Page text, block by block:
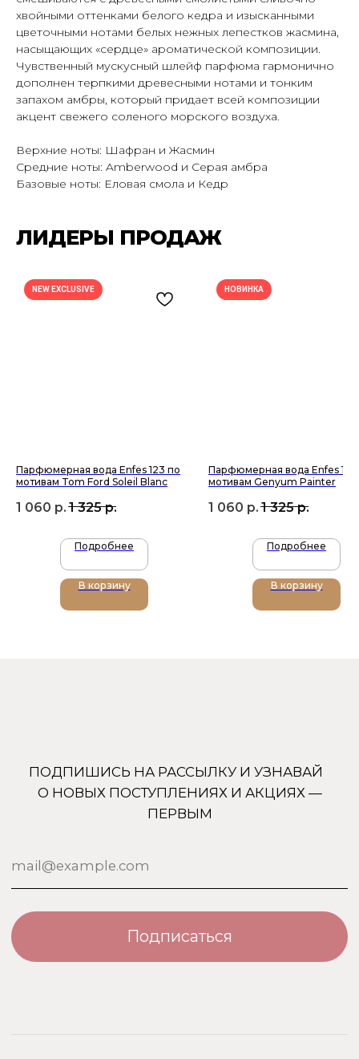
хвойными оттенками белого кедра и изысканными
цветочными нотами белых нежных лепестков жасмина,
насыщающих «сердце» ароматической композиции.
Чувственный мускусный шлейф парфюма гармонично
дополнен терпкими древесными нотами и тонким
запахом амбры, который придает всей композиции
акцент свежего соленого морского воздуха.
Верхние ноты: Шафран и Жасмин
Средние ноты: Amberwood и Серая амбра
Базовые ноты: Еловая смола и Кедр
ЛИДЕРЫ ПРОДАЖ
NEW EXCLUSIVE
Парфюмерная вода Enfes 123 по
мотивам Tom Ford Soleil Blanc
1 060 р. 1 325 р.
Подробнее
В корзину
НОВИНКА
Парфюмерная вода Enfes
мотивам Genyum Painter
1 060 р. 1 325 р.
Подробнее
В корзину
О НОВЫХ ПОСТУПЛЕНИЯХ И АКЦИЯХ —
Для тела
Для дома Дополнительно
ООО «Парфюм Элит»
Адрес: 109518, Москва, Грайвороновская 23, оф.613
ИНН/КПП: 7730708832/ 772201001
ОГРН: 1147746746531
Сотрудничество
zakaz@uso-shop.ru
+7 (905) 761-40-03